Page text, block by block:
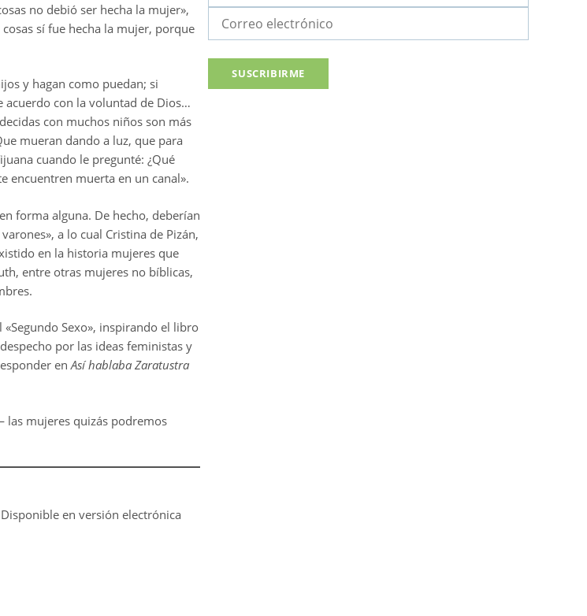
no debió ser hecha la mujer»,
sí fue hecha la mujer, porque
y hagan como puedan; si
acuerdo con la voluntad de Dios…
con muchos niños son más
mueran dando a luz, que para
cuando le pregunté: ¿Qué
encuentren muerta en un canal».
forma alguna. De hecho, deberían
a lo cual Cristina de Pizán,
en la historia mujeres que
entre otras mujeres no bíblicas,
Sexo», inspirando el libro
por las ideas feministas y
enAsí hablaba Zaratustra
mujeres quizás podremos
en versión electrónica